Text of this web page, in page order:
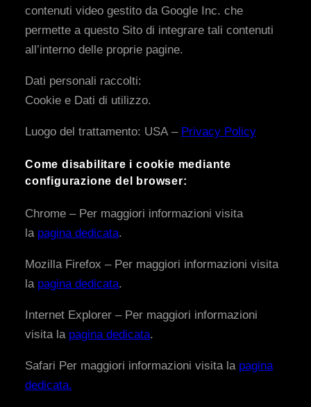
contenuti video gestito da Google Inc. che
permette a questo Sito di integrare tali contenuti
all’interno delle proprie pagine.
Dati personali raccolti:
Cookie e Dati di utilizzo.
Luogo del trattamento: USA – Privacy Policy
Come disabilitare i cookie mediante
configurazione del browser:
Chrome – Per maggiori informazioni visita
la pagina dedicata.
Mozilla Firefox – Per maggiori informazioni visita
la pagina dedicata.
Internet Explorer – Per maggiori informazioni
visita la pagina dedicata.
Safari Per maggiori informazioni visita la pagina
dedicata.